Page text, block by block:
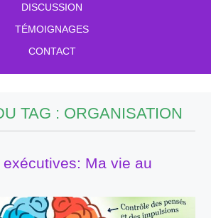
DISCUSSION
TÉMOIGNAGES
CONTACT
TAG : ORGANISATION
Ma vie au